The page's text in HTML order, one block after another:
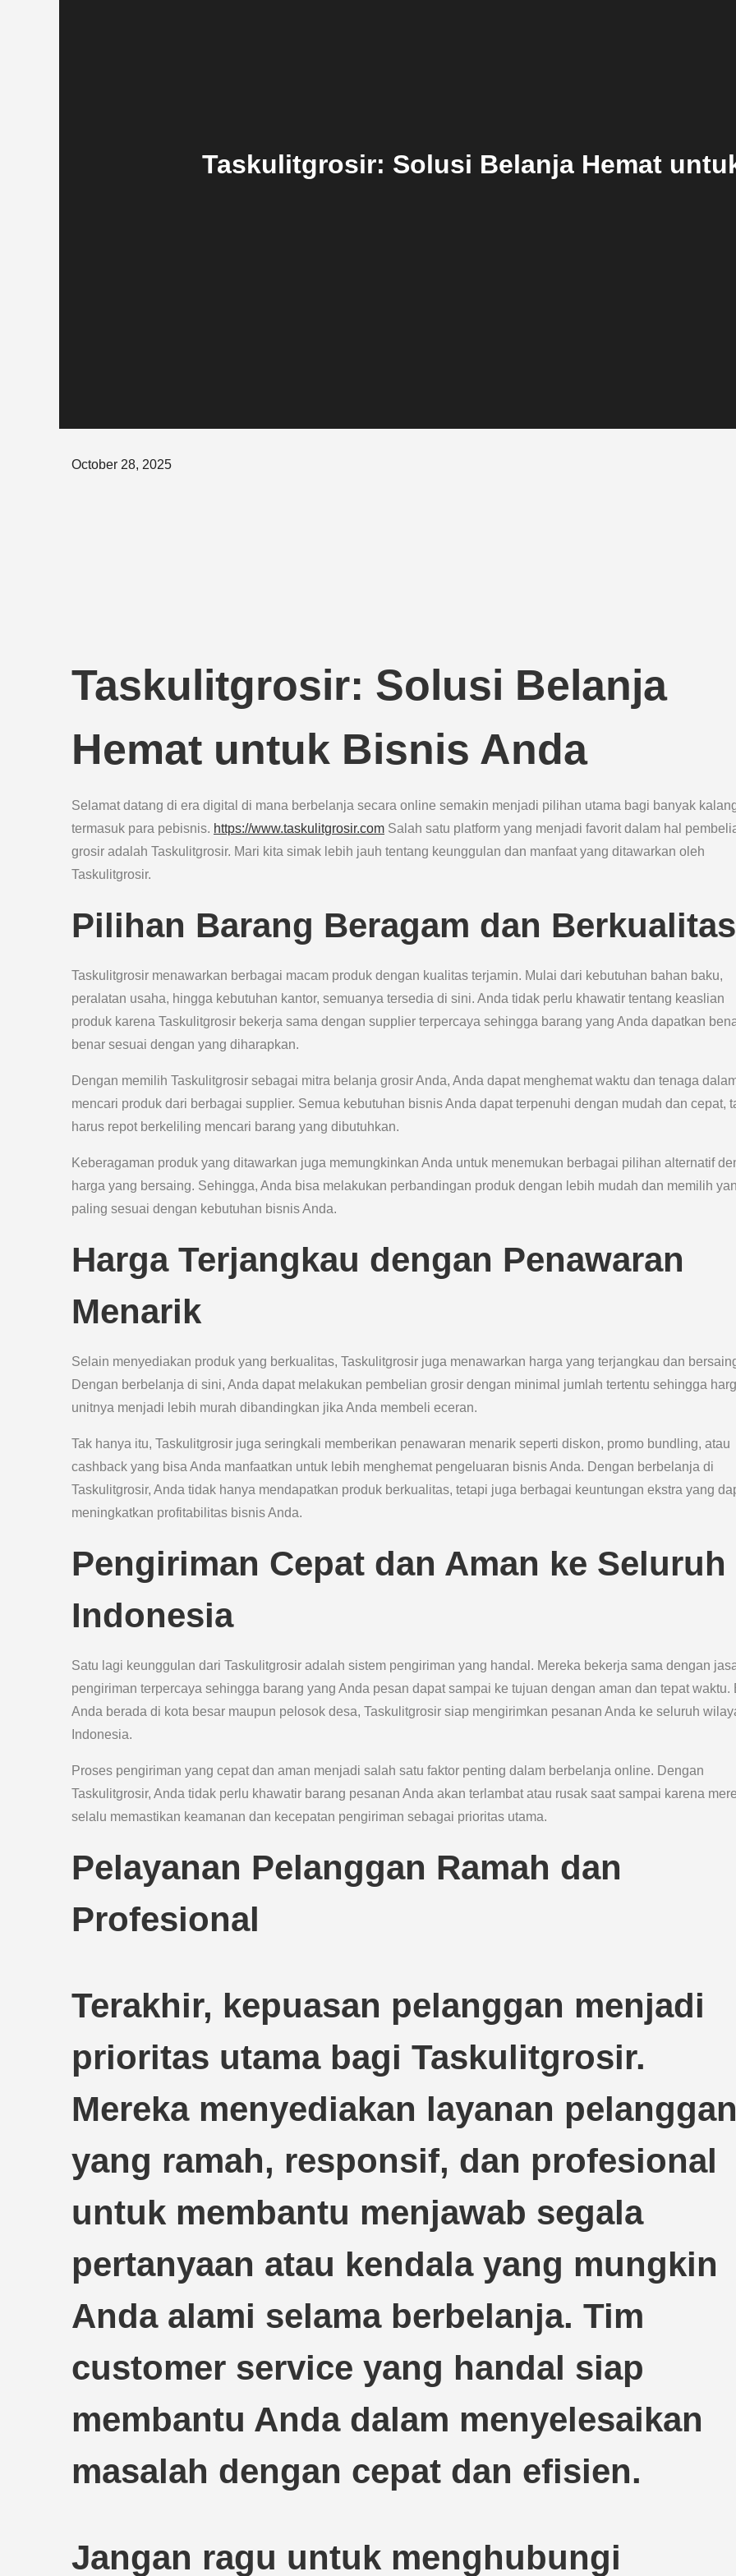
Taskulitgrosir: Solusi Belanja Hemat
Posted
October 28, 2025
Taskulitgrosir: Solusi Belanja
Hemat untuk Bisnis Anda
Selamat datang di era digital di mana berbelanja secara online semakin menjadi pilihan utama bagi banyak
termasuk para pebisnis. https://www.taskulitgrosir.com Salah satu platform yang menjadi favorit dalam hal
grosir adalah Taskulitgrosir. Mari kita simak lebih jauh tentang keunggulan dan manfaat yang ditawarkan oleh
Taskulitgrosir.
Pilihan Barang Beragam dan Berkualitas
Taskulitgrosir menawarkan berbagai macam produk dengan kualitas terjamin. Mulai dari kebutuhan bahan baku,
peralatan usaha, hingga kebutuhan kantor, semuanya tersedia di sini. Anda tidak perlu khawatir tentang keaslian
produk karena Taskulitgrosir bekerja sama dengan supplier terpercaya sehingga barang yang Anda dapatkan
benar sesuai dengan yang diharapkan.
Dengan memilih Taskulitgrosir sebagai mitra belanja grosir Anda, Anda dapat menghemat waktu dan tenaga
mencari produk dari berbagai supplier. Semua kebutuhan bisnis Anda dapat terpenuhi dengan mudah dan cepat,
harus repot berkeliling mencari barang yang dibutuhkan.
Keberagaman produk yang ditawarkan juga memungkinkan Anda untuk menemukan berbagai pilihan alternatif
harga yang bersaing. Sehingga, Anda bisa melakukan perbandingan produk dengan lebih mudah dan memilih
paling sesuai dengan kebutuhan bisnis Anda.
Harga Terjangkau dengan Penawaran
Menarik
Selain menyediakan produk yang berkualitas, Taskulitgrosir juga menawarkan harga yang terjangkau dan
Dengan berbelanja di sini, Anda dapat melakukan pembelian grosir dengan minimal jumlah tertentu sehingga
unitnya menjadi lebih murah dibandingkan jika Anda membeli eceran.
Tak hanya itu, Taskulitgrosir juga seringkali memberikan penawaran menarik seperti diskon, promo bundling, atau
cashback yang bisa Anda manfaatkan untuk lebih menghemat pengeluaran bisnis Anda. Dengan berbelanja di
Taskulitgrosir, Anda tidak hanya mendapatkan produk berkualitas, tetapi juga berbagai keuntungan ekstra yang
meningkatkan profitabilitas bisnis Anda.
Pengiriman Cepat dan Aman ke Seluruh
Indonesia
Satu lagi keunggulan dari Taskulitgrosir adalah sistem pengiriman yang handal. Mereka bekerja sama dengan
pengiriman terpercaya sehingga barang yang Anda pesan dapat sampai ke tujuan dengan aman dan tepat waktu.
Anda berada di kota besar maupun pelosok desa, Taskulitgrosir siap mengirimkan pesanan Anda ke seluruh
Indonesia.
Proses pengiriman yang cepat dan aman menjadi salah satu faktor penting dalam berbelanja online. Dengan
Taskulitgrosir, Anda tidak perlu khawatir barang pesanan Anda akan terlambat atau rusak saat sampai karena
selalu memastikan keamanan dan kecepatan pengiriman sebagai prioritas utama.
Pelayanan Pelanggan Ramah dan
Profesional
Terakhir, kepuasan pelanggan menjadi
prioritas utama bagi Taskulitgrosir.
Mereka menyediakan layanan pelanggan
yang ramah, responsif, dan profesional
untuk membantu menjawab segala
pertanyaan atau kendala yang mungkin
Anda alami selama berbelanja. Tim
customer service yang handal siap
membantu Anda dalam menyelesaikan
masalah dengan cepat dan efisien.
Jangan ragu untuk menghubungi